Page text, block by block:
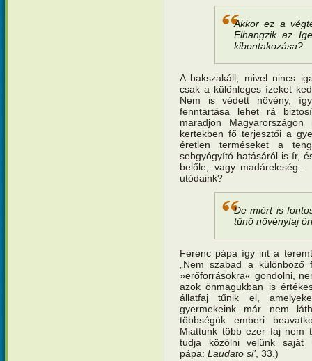
Akkor ez a
Elhangzik az
kibontakozása?
A bakszakáll, mivel nincs
csak a különleges ízeket
Nem is védett növény,
fenntartása lehet rá
maradjon
kertekben fő terjesztői a
éretlen terméseket a
sebgyógyító hatásáról is ír,
belőle, vagy
utódaink?
De miért is
tűnő növényfaj
Ferenc pápa így int a
„Nem szabad a
»erőforrásokra« gondolni,
azok önmagukban is
állatfaj tűnik el,
gyermekeink már nem
többségük emberi
Miattunk több ezer faj nem
tudja közölni velünk saját
pápa: Laudato si’, 33.)